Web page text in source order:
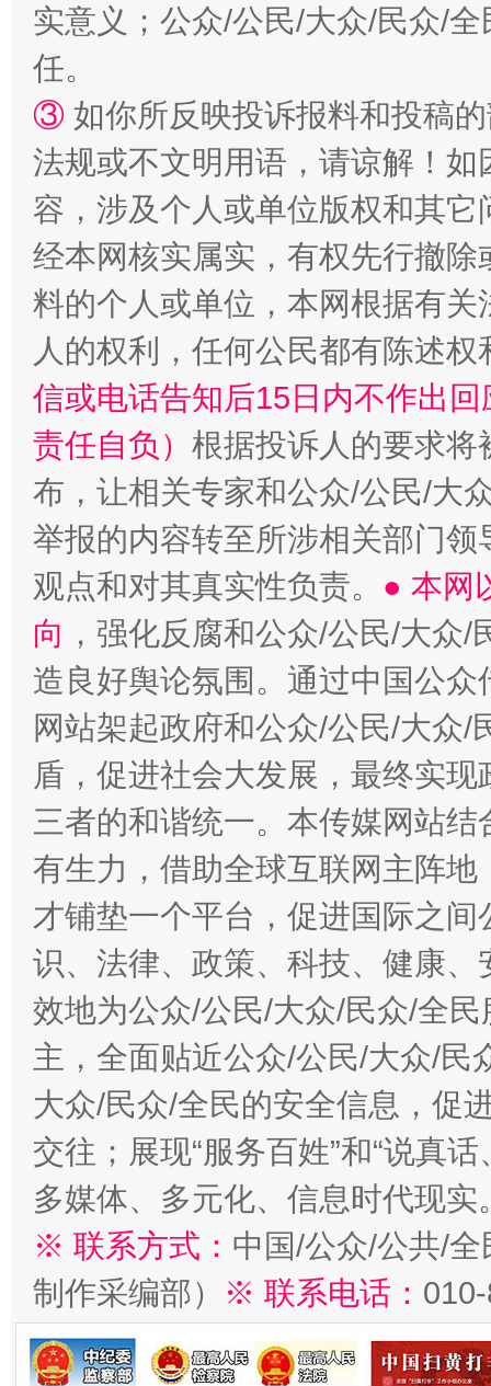
实意义；公众/公民/大众/民众/
任。
③ 如你所反映投诉报料和投稿
法规或不文明用语，请谅解！
容，涉及个人或单位版权和其它
经本网核实属实，有权先行撤
料的个人或单位，本网根据有
人的权利，任何公民都有陈述
信或电话告知后15日内不作出
责任自负） 根据投诉人的要求将
布，让相关专家和公众/公民/大
举报的内容转至所涉相关部门
观点和对其真实性负责。 ● 本网
向 ，强化反腐和公众/公民/大众
造良好舆论氛围。通过中国公
网站架起政府和公众/公民/大众
盾，促进社会大发展，最终实
三者的和谐统一。本传媒网站
有生力，借助全球互联网主阵
才铺垫一个平台，促进国际之
识、法律、政策、科技、健康
效地为公众/公民/大众/民众/全
主，全面贴近公众/公民/大众/民
大众/民众/全民的安全信息，促
交往；展现“服务百姓”和“说真
多媒体、多元化、信息时代现实
※ 联系方式： 中国/公众/公共/
制作采编部）
※ 联系电话：